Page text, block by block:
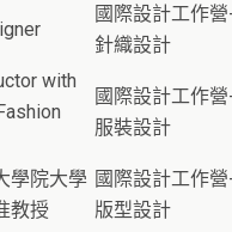
國際設計工作
針織設計
with
國際設計工作
服裝設計
學院大學
教授
國際設計工作
版型設計